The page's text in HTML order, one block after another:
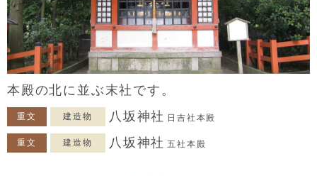
本殿の北に並ぶ末社です。
重文 建造物 八坂神社 日吉社本殿
重文 建造物 八坂神社 五社本殿